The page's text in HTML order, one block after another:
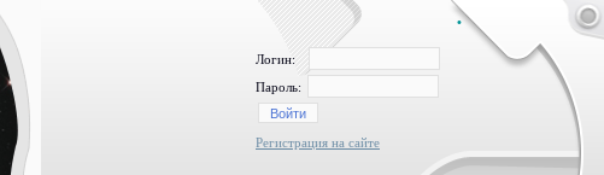
•
Логин:
Пароль:
Регистрация на сайте